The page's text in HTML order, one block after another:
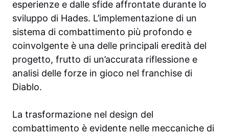
esperienze e dalle sfide affrontate durante lo
sviluppo di Hades. L’implementazione di un
sistema di combattimento più profondo e
coinvolgente è una delle principali eredità del
progetto, frutto di un’accurata riflessione e
analisi delle forze in gioco nel franchise di
Diablo.
La trasformazione nel design del
combattimento è evidente nelle meccaniche di